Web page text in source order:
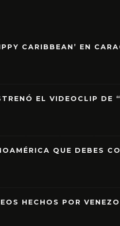
CARIBBEAN’ EN
EL VIDEOCLIP DE
QUE DEBES
HECHOS POR